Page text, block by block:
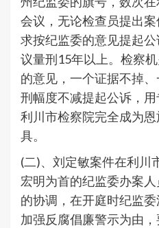
会议，无论检查员提出
求按纪监委的意见提起
议量刑15年以上。检察
的意见，一个证据不掉
刑幅度不减提起公诉，用
利川市检察院完全成为
具。
(二)、刘定敏案件在利川
宏明为首的纪监委办案
的协调，在开庭时纪监
加强反腐倡廉警示为由